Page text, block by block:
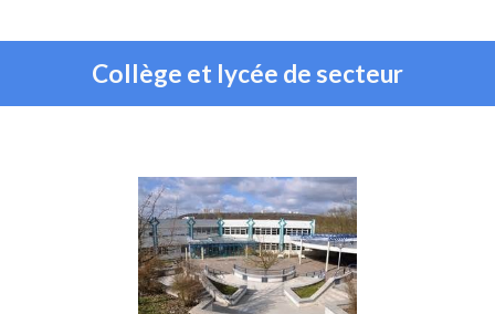
Collège et lycée de secteur